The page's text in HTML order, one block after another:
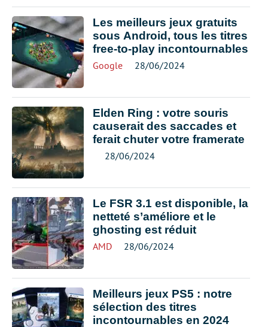
Les meilleurs jeux gratuits
sous Android, tous les titres
free-to-play incontournables
Google 28/06/2024
Elden Ring : votre souris
causerait des saccades et
ferait chuter votre framerate
28/06/2024
Le FSR 3.1 est disponible, la
netteté s’améliore et le
ghosting est réduit
AMD 28/06/2024
Meilleurs jeux PS5 : notre
sélection des titres
incontournables en 2024